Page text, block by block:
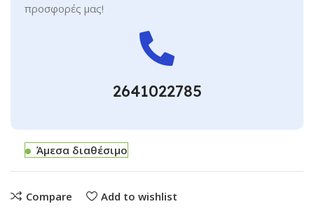
προσφορές μας!
2641022785
Άμεσα διαθέσιμο
Compare Add to wishlist